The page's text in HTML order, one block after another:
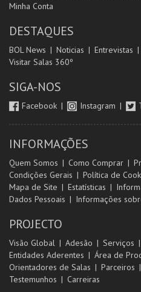
Minha Conta
DESTAQUES
BOL News Noticias Entrevistas
Visitar Salas 360º
SIGA-NOS
Facebook Instagram
INFORMAÇÕES
Quem Somos Como Comprar
Condições Gerais
Política de
Mapa de Site
Estatísticas
Dados Pessoais
Informações
PROJECTO
Visão Global Adesão Serviços
Entidades Aderentes
Área de
Orientadores de Salas
Parceiros
Testemunhos
Carreiras